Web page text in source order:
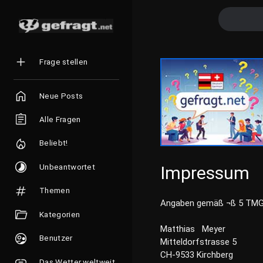
Frage stellen
Neue Posts
Alle Fragen
Beliebt!
Unbeantwortet
Themen
Kategorien
Benutzer
Impressum
Angaben gemäß ¬ß 5
Matthias Meyer
Mitteldorfstrasse 5
CH-9533 Kirchberg